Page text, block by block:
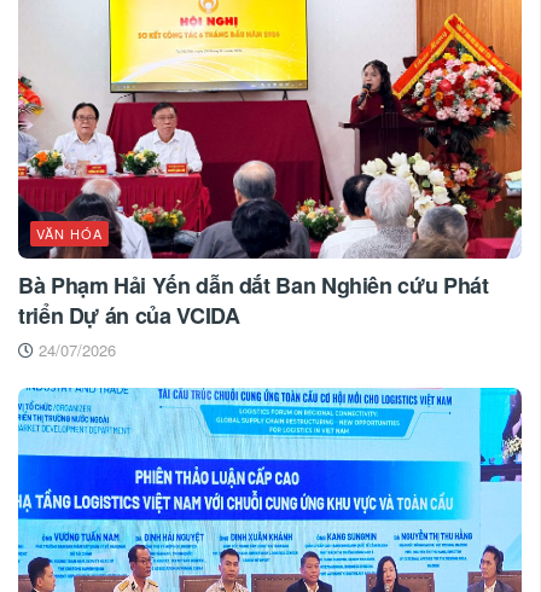
VĂN HÓA
Bà Phạm Hải Yến dẫn dắt Ban Nghiên cứu Phát
triển Dự án của VCIDA
24/07/2026